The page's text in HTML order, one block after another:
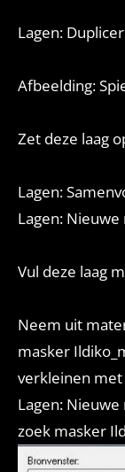
Lagen:
Afbeelding:
Zet deze laag
Lagen:
Lagen:
Vul deze laag
Neem uit
masker
verkleinen
Lagen:
zoek masker